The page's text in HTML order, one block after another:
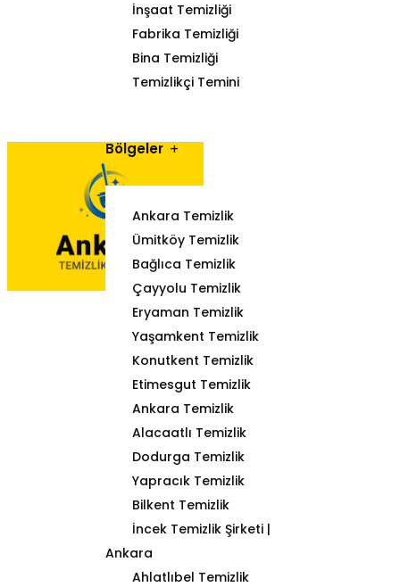
İnşaat Temizliği
Fabrika Temizliği
Bina Temizliği
Temizlikçi Temini
Bölgeler
Ankara Temizlik
Ümitköy Temizlik
Bağlıca Temizlik
Çayyolu Temizlik
Eryaman Temizlik
Yaşamkent Temizlik
Konutkent Temizlik
Etimesgut Temizlik
Ankara Temizlik
Alacaatlı Temizlik
Dodurga Temizlik
Yapracık Temizlik
Bilkent Temizlik
İncek Temizlik Şirketi |
Ankara
Ahlatlıbel Temizlik